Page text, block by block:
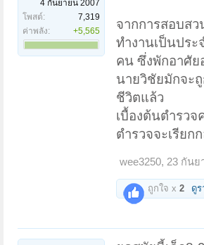
4 กันยายน 2007
โพสต์:
7,319
ค่าพลัง:
+5,565
จากการสอบส
ทำงานเป็นประ
คน ซึ่งพักอาศัย
นายวิชัยมักจะถู
ชีวิตแล้ว
เบื้องต้นตำรว
ตำรวจจะเรียก
wee3250, 23 กันย
ถูกใจ x 2 ดูร